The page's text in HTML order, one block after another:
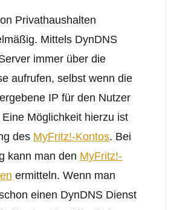
Privathaushalten
Mittels DynDNS
immer über die
aufrufen, selbst wenn die
IP für den Nutzer
Möglichkeit hierzu ist
des MyFritz!-Kontos. Bei
kann man den MyFritz!-
ermitteln. Wenn man
einen DynDNS Dienst